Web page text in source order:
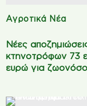
Αγροτικά Νέα
Νέες
κτηνοτρόφων 73
ευρώ για